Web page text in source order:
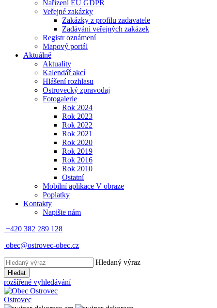
Nařízení EÚ GDPR
Veřejné zakázky
Zakázky z profilu zadavatele
Zadávání veřejných zakázek
Registr oznámení
Mapový portál
Aktuálně
Aktuality
Kalendář akcí
Hlášení rozhlasu
Ostrovecký zpravodaj
Fotogalerie
Rok 2024
Rok 2023
Rok 2022
Rok 2021
Rok 2020
Rok 2019
Rok 2016
Rok 2010
Ostatní
Mobilní aplikace V obraze
Poplatky
Kontakty
Napište nám
+420 382 289 128
obec@ostrovec-obec.cz
Hledaný výraz
Hledat
rozšířené vyhledávání
Ostrovec